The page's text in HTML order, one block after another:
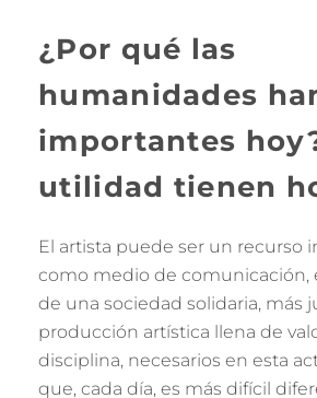
¿Por qué las
humanidades
importantes
utilidad tienen
El artista puede ser un recurso
como medio de comunicación,
de una sociedad solidaria, más
producción artística llena de
disciplina, necesarios en esta
que, cada día, es más difícil